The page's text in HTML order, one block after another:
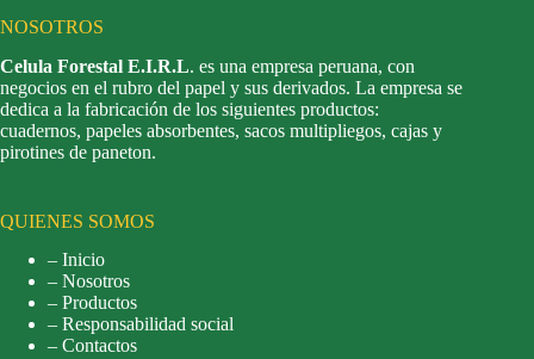
NOSOTROS
Celula Forestal E.I.R.L. es una empresa peruana, con
negocios en el rubro del papel y sus derivados. La empresa se
dedica a la fabricación de los siguientes productos:
cuadernos, papeles absorbentes, sacos multipliegos, cajas y
pirotines de paneton.
QUIENES SOMOS
– Inicio
– Nosotros
– Productos
– Responsabilidad social
– Contactos